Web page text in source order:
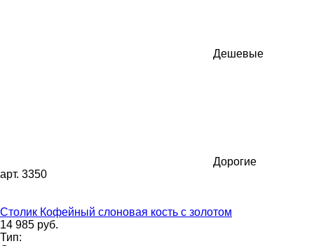
Дешевые
Дорогие
арт. 3350
Столик Кофейный слоновая кость с золотом
14 985 руб.
Тип: